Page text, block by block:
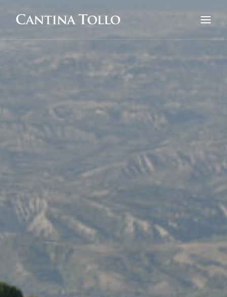
CANTINA TOLLO
IL PROGETTO
TASTING WINE
HARVESTS
IN THE WORLD
LANDS & PEOPLE
CONTATTI